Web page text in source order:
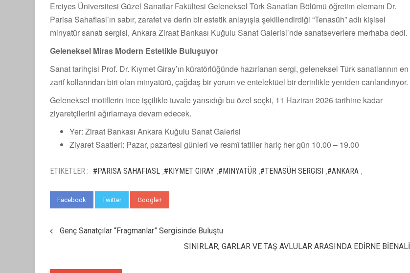
Erciyes Üniversitesi Güzel Sanatlar Fakültesi Geleneksel Türk Sanatları Bölümü öğretim elemanı Dr.
Parisa Sahafiasl’ın sabır, zarafet ve derin bir estetik anlayışla şekillendirdiği “Tenasüh” adlı kişisel
minyatür sanatı sergisi, Ankara Ziraat Bankası Kuğulu Sanat Galerisi’nde sanatseverlere merhaba dedi.
Geleneksel Miras Modern Estetikle Buluşuyor
Sanat tarihçisi Prof. Dr. Kıymet Giray’ın küratörlüğünde hazırlanan sergi, geleneksel Türk sanatlarının en
zarif kollarından biri olan minyatürü, çağdaş bir yorum ve entelektüel bir derinlikle yeniden canlandırıyor.
Geleneksel motiflerin ince işçilikle tuvale yansıdığı bu özel seçki, 11 Haziran 2026 tarihine kadar
ziyaretçilerini ağırlamaya devam edecek.
Yer: Ziraat Bankası Ankara Kuğulu Sanat Galerisi
Ziyaret Saatleri: Pazar, pazartesi günleri ve resmî tatiller hariç her gün 10.00 – 19.00
ETIKETLER : #PARISA SAHAFIASL #KIYMET GIRAY #MINYATÜR #TENASÜH SERGISI #ANKARA
Facebook Twitter Google+
Genç Sanatçılar “Fragmanlar” Sergisinde Buluştu
SINIRLAR, GARLAR VE TAŞ AVLULAR ARASINDA EDİRNE BİENALİ